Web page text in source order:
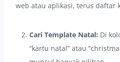
web atau aplikasi, terus daftar
Cari Template Natal: Di
“kartu natal” atau